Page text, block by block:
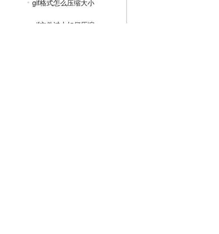
gif格式怎么压缩大小
gif文件过大如何压缩